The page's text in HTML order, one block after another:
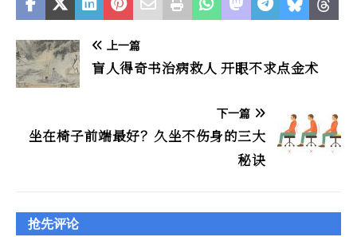
上一篇
盲人得奇书治病救人 开眼不求点金术
下一篇
坐在椅子前端最好？久坐不伤身的三大
秘诀
抢先评论